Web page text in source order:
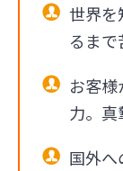
世界を
るま
お客
力。真
国外へ